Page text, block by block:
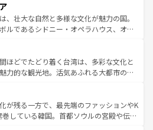
ンズでは、音楽と美食が融合した独特の
者はアメリカの各地域で異なる魅力を楽
多様性と豊かな歴史を感じることができ
ルだ。 なお、新着のアメリカ
一覧を参照してほしい。
い。また、定番の観光地といえばオアフ
然を求めるならマウイ島やカウアイ島が
ルドグリーンに輝く海をはじめ、豊かな
心で訪れる人々を迎えてくれるハワイの
ーカルフードやハワイアンミュージッ
ダンスなど、すべてがハワイの魅力を彩
。 なお、新着のハワイ情報
を参照してほしい。
、壮大な自然と多様な文化が魅力の国。
ルであるシドニー・オペラハウス、オー
中央部にそびえるウルル（エアーズロッ
の美しい原生林やケアンズの熱帯雨林な
くさん。また、カフェやワイン、オージ
ティも充実しており、サーフィンやダイ
グなど、アウトドア好きにはたまらな
アの多彩な魅力を存分に味わいつくそ
ほどでたどり着く台湾は、多彩な文化と
力的な観光地。活気あふれる大都市の台
岳地帯である台湾東部など、都市の喧騒
共存しており、訪れる人に新しい発見と
くれる。また、奥深い台湾の食文化も魅
が残る一方で、最先端のファッションやK
している韓国。首都ソウルの宮殿や伝統